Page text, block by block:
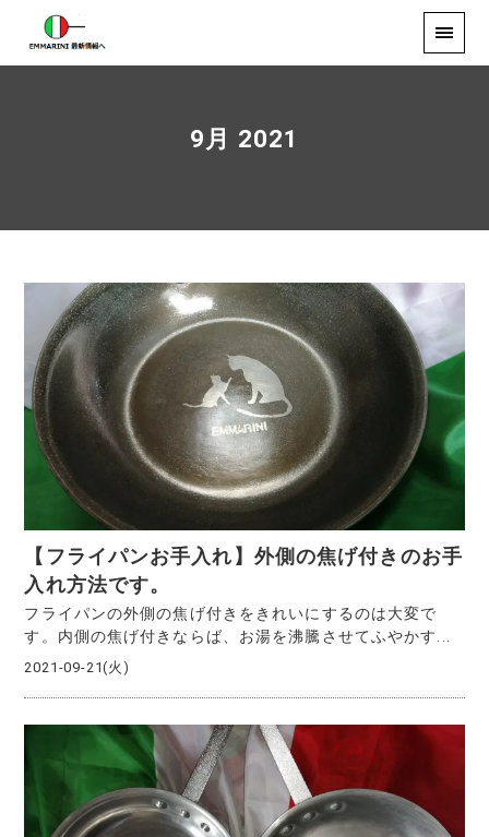
9月 2021
【フライパンお手入れ】外側の焦げ付きのお手
入れ方法です。
フライパンの外側の焦げ付きをきれいにするのは大変で
す。内側の焦げ付きならば、お湯を沸騰させてふやかす...
2021-09-21(火)